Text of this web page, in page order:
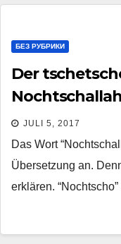
БЕЗ РУБРИКИ
Der
Nochtschallah
JULI 5, 2017
Das Wort
Übersetzung an.
erklären.